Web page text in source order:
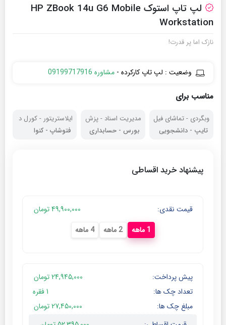
لپ تاپ استوک HP ZBook 14u G6 Mobile
Workstation
نازک اما پر قدرت!
وضعیت : لپ تاپ کارکرده -مشاوره 09199717916
مناسب برای
وبگردی - تماشای فیل
متایپ - دانشجویی
مدیریت اسناد - پزش
کی
بورس - حسابداری
ایلاستریتور - کورل د
راو
فتوشاپ - کنوا
پیشنهاد خرید اقساطی
قیمت نقدی: 49,900,000تومان
1 ماهه
2 ماهه 4 ماهه
پیش پرداخت: 24,945,000تومان
تعداد چک ها:
1فقره
مبلغ چک ها:
27,450,000تومان